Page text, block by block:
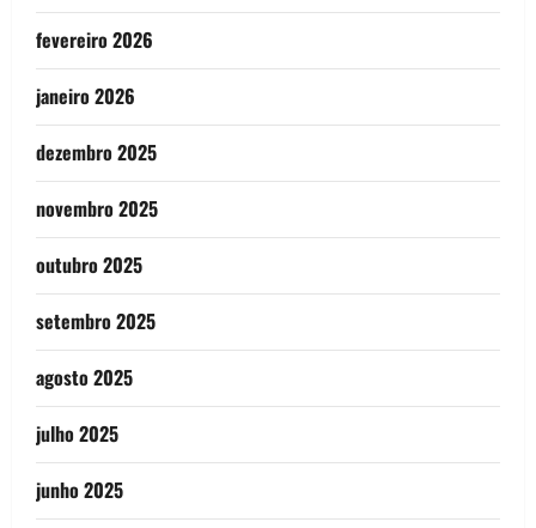
fevereiro 2026
janeiro 2026
dezembro 2025
novembro 2025
outubro 2025
setembro 2025
agosto 2025
julho 2025
junho 2025